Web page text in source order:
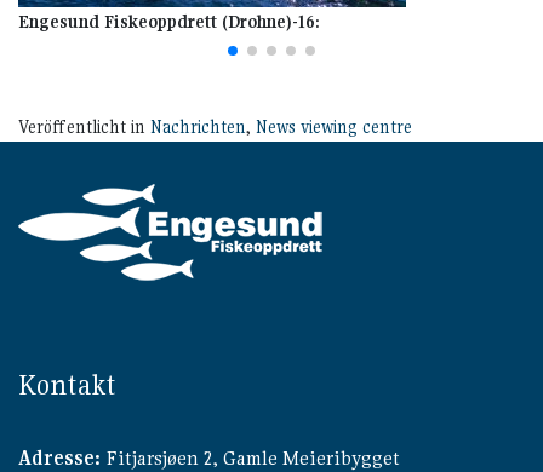
Engesund Fiskeoppdrett (Drohne)-16:
Veröffentlicht in Nachrichten, News viewing centre
Kontakt
Adresse: Fitjarsjøen 2, Gamle Meieribygget